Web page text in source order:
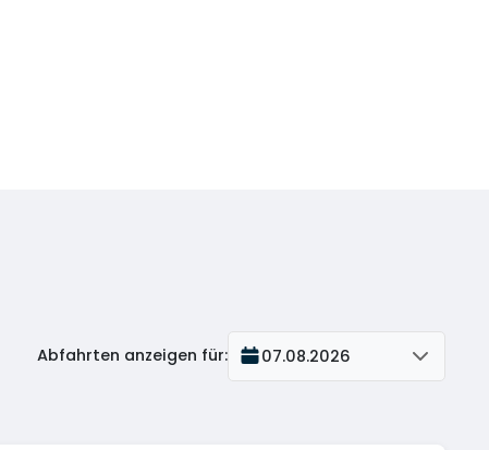
Abfahrten anzeigen für: 07.08.2026